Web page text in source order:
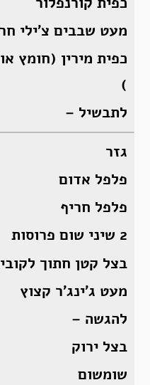
מעט שבבים צ’ילי
כפית מירין (חומץ
)
לתבשיל –
גזר
פלפל אדום
פלפל חריף
2 שיני שום פרוסות
בצל קטן חתוך
מעט ג’ינג’ר קצוץ
להגשה –
בצל ירוק
שומשום